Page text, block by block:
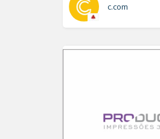
c.com